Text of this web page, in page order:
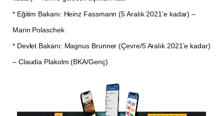
* Eğitim Bakanı: Heinz Fassmann (5 Aralık 2021’e kadar) –
Marin Polaschek
* Devlet Bakanı: Magnus Brunner (Çevre/5 Aralık 2021’e kadar)
– Claudia Plakolm (BKA/Genç)